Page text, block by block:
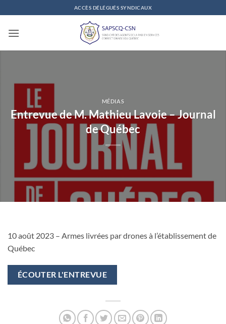
au
contenu
ACCÈS DÉLÉGUÉS SYNDICAUX
MÉDIAS
Entrevue de M. Mathieu Lavoie – Journal
de Québec
10 août 2023 – Armes livrées par drones à l’établissement de
Québec
ÉCOUTER L'ENTREVUE